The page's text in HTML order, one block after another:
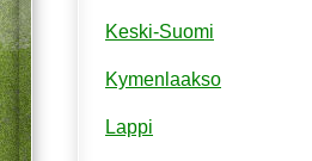
Keski-Suomi
Kymenlaakso
Lappi